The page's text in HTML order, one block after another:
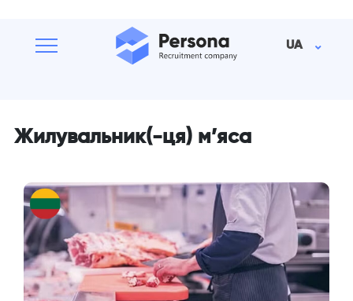
UA
Жилувальник(-ця) м’яса